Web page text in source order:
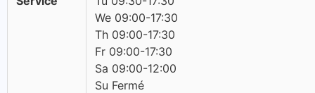
We 09:00-17:30
Th 09:00-17:30
Fr 09:00-17:30
Sa 09:00-12:00
Su Fermé